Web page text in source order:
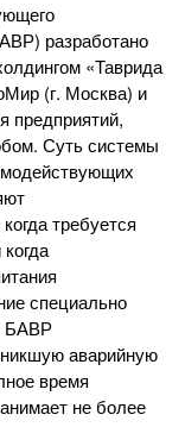
разработано
«Таврида
(г. Москва) и
предприятий,
Суть системы
требуется
специально
БАВР
аварийную
время
не более